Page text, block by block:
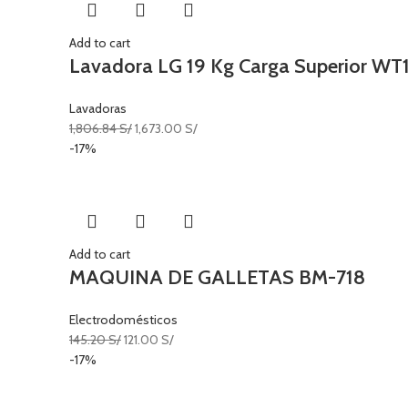
Add to cart
Lavadora LG 19 Kg Carga Superior
Lavadoras
1,806.84S/1,673.00 S/
-17%
Add to cart
MAQUINA DE GALLETAS BM-718
Electrodomésticos
145.20S/121.00 S/
-17%